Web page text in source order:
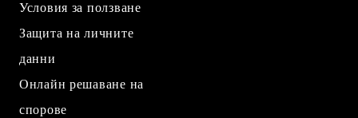
Условия за ползване
Защита на личните
данни
Онлайн решаване на
спорове